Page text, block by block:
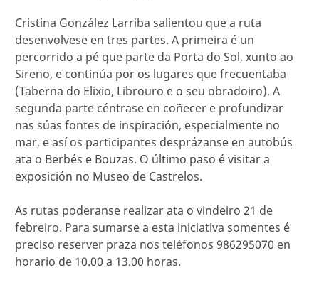
Cristina González Larriba salientou que a ruta
desenvolvese en tres partes. A primeira é un
percorrido a pé que parte da Porta do Sol, xunto ao
Sireno, e continúa por os lugares que frecuentaba
(Taberna do Elixio, Librouro e o seu obradoiro). A
segunda parte céntrase en coñecer e profundizar
nas súas fontes de inspiración, especialmente no
mar, e así os participantes desprázanse en autobús
ata o Berbés e Bouzas. O último paso é visitar a
exposición no Museo de Castrelos.
As rutas poderanse realizar ata o vindeiro 21 de
febreiro. Para sumarse a esta iniciativa somentes é
preciso reserver praza nos teléfonos 986295070 en
horario de 10.00 a 13.00 horas.